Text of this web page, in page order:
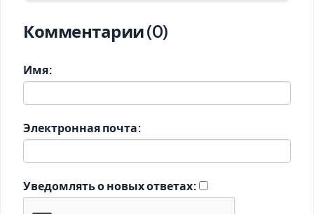
Комментарии (0)
Имя:
Электронная почта:
Уведомлять о новых ответах: